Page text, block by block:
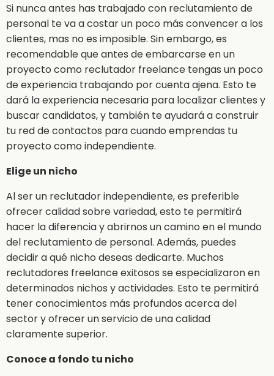
Si nunca antes has trabajado con reclutamiento de
personal te va a costar un poco más convencer a los
clientes, mas no es imposible. Sin embargo, es
recomendable que antes de embarcarse en un
proyecto como reclutador freelance tengas un poco
de experiencia trabajando por cuenta ajena. Esto te
dará la experiencia necesaria para localizar clientes y
buscar candidatos, y también te ayudará a construir
tu red de contactos para cuando emprendas tu
proyecto como independiente.
Elige un nicho
Al ser un reclutador independiente, es preferible
ofrecer calidad sobre variedad, esto te permitirá
hacer la diferencia y abrirnos un camino en el mundo
del reclutamiento de personal. Además, puedes
decidir a qué nicho deseas dedicarte. Muchos
reclutadores freelance exitosos se especializaron en
determinados nichos y actividades. Esto te permitirá
tener conocimientos más profundos acerca del
sector y ofrecer un servicio de una calidad
claramente superior.
Conoce a fondo tu nicho